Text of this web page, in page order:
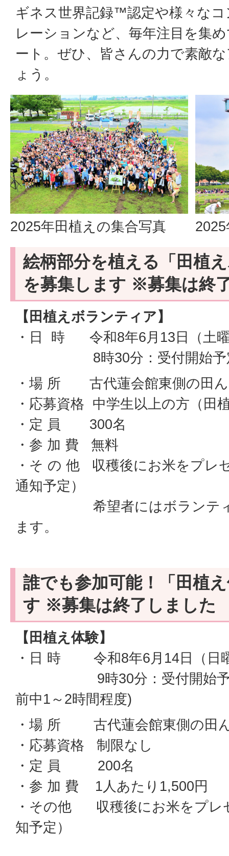
ギネス世界記録™認定や様々な
レーションなど、毎年注目を集
ート。ぜひ、皆さんの力で素敵
ょう。
2025年田植えの集合写真
絵柄部分を植える「田植
を募集します ※募集は終
【田植えボランティア】
・日 時 令和8年6月13日（土
8時30分：受付開始予定
・場 所 古代蓮会館東側の田
・応募資格 中学生以上の方（田
・定 員 300名
・参 加 費 無料
・そ の 他 収穫後にお米をプレ
通知予定）
希望者にはボランティア
ます。
誰でも参加可能！「田植
す ※募集は終了しました
【田植え体験】
・日 時 令和8年6月14日（日
9時30分：受付開始予定
前中1～2時間程度)
・場 所 古代蓮会館東側の田
・応募資格 制限なし
・定 員 200名
・参 加 費 1人あたり1,500円
・その他 収穫後にお米をプレ
知予定）